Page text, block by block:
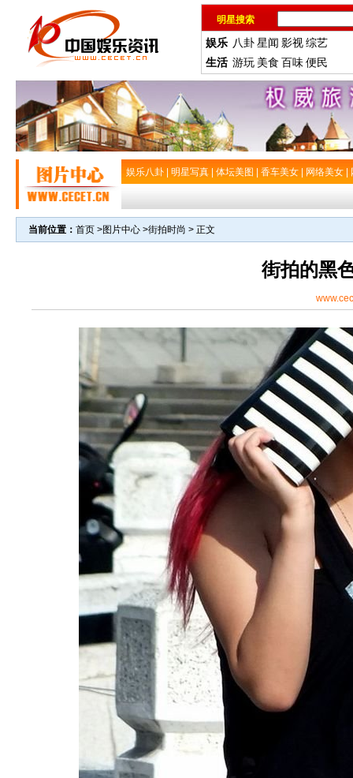
明星搜索
娱乐 八卦星闻 影视综艺
生活 游玩 美食 百味便民
娱乐八卦 明星写真 体坛美图 香车美女 网络美女
当前位置： 首页 >图片中心 >街拍时尚 > 正文
街拍的黑